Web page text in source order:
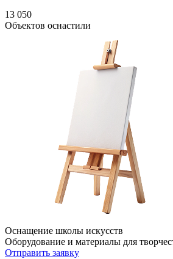
13 050
Объектов оснастили
Оснащение школы искусств
Оборудование и материалы для
Отправить заявку